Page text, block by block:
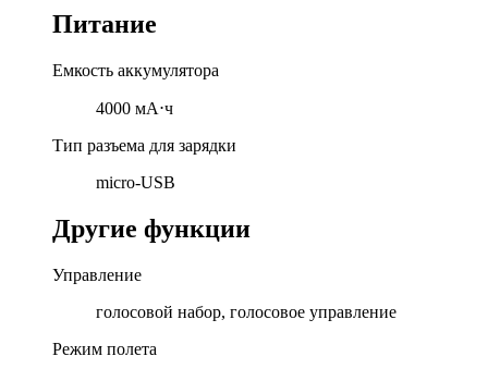
Питание
Емкость аккумулятора
4000 мА⋅ч
Тип разъема для зарядки
micro-USB
Другие функции
Управление
голосовой набор, голосовое управление
Режим полета